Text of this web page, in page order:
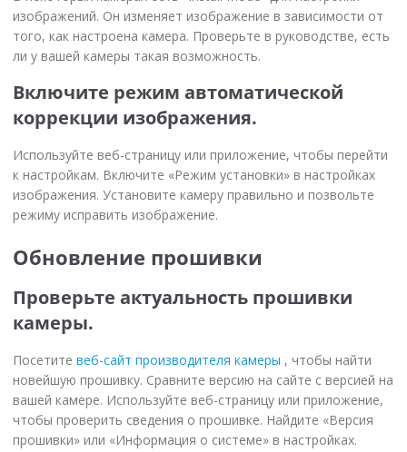
изображений. Он изменяет изображение в зависимости от
того, как настроена камера. Проверьте в руководстве, есть
ли у вашей камеры такая возможность.
Включите режим автоматической
коррекции изображения.
Используйте веб-страницу или приложение, чтобы перейти
к настройкам. Включите «Режим установки» в настройках
изображения. Установите камеру правильно и позвольте
режиму исправить изображение.
Обновление прошивки
Проверьте актуальность прошивки
камеры.
Посетите веб-сайт производителя камеры , чтобы найти
новейшую прошивку. Сравните версию на сайте с версией на
вашей камере. Используйте веб-страницу или приложение,
чтобы проверить сведения о прошивке. Найдите «Версия
прошивки» или «Информация о системе» в настройках.